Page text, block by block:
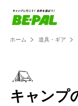
ホーム 道具・ギア
キャンプ